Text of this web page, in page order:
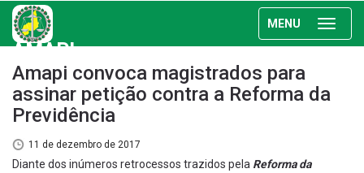
MENU
AMAPI
Amapi convoca magistrados para
assinar petição contra a Reforma da
Previdência
11 de dezembro de 2017
Diante dos inúmeros retrocessos trazidos pela Reforma da